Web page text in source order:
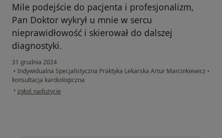
Mile podejście do pacjenta i profesjonalizm,
Pan Doktor wykrył u mnie w sercu
nieprawidłowość i skierował do dalszej
diagnostyki.
31 grudnia 2024
• Indywidualna Specjalistyczna Praktyka Lekarska Artur Marcinkiewicz •
konsultacja kardiologiczna
• w opinii użytkownika Grzegorz
zgłoś nadużycie